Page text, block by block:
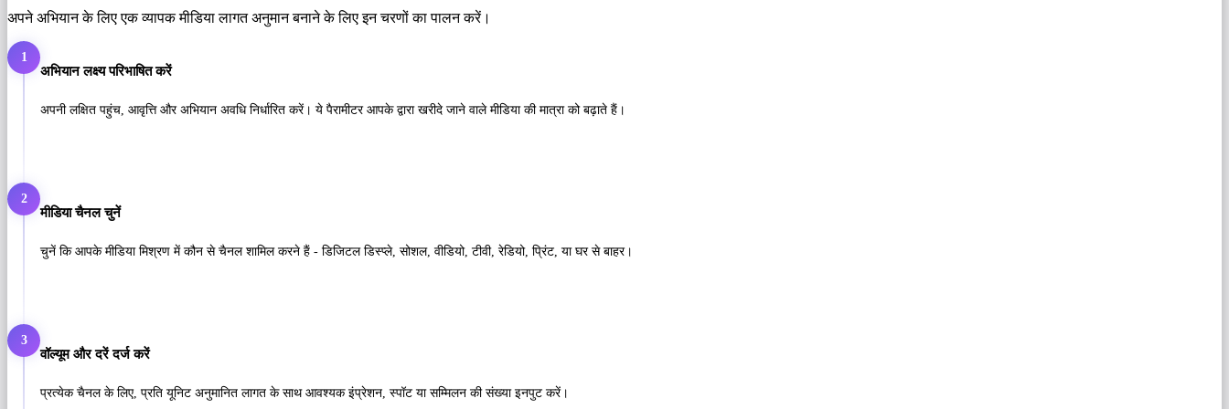
अपने अभियान के लिए एक व्यापक मीडिया लागत अनुमान बनाने के लिए इन चरणों का पालन करें।
1
अभियान लक्ष्य परिभाषित करें
अपनी लक्षित पहुंच, आवृत्ति और अभियान अवधि निर्धारित करें। ये पैरामीटर आपके द्वारा खरीदे जाने वाले मीडिया की मात्रा को बढ़ाते हैं।
2
मीडिया चैनल चुनें
चुनें कि आपके मीडिया मिश्रण में कौन से चैनल शामिल करने हैं - डिजिटल डिस्प्ले, सोशल, वीडियो, टीवी, रेडियो, प्रिंट, या घर से बाहर।
3
वॉल्यूम और दरें दर्ज करें
प्रत्येक चैनल के लिए, प्रति यूनिट अनुमानित लागत के साथ आवश्यक इंप्रेशन, स्पॉट या सम्मिलन की संख्या इनपुट करें।